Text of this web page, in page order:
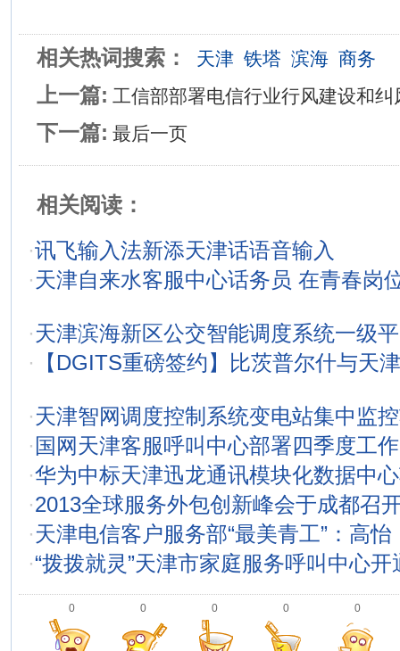
相关热词搜索： 天津 铁塔 滨海 商务
上一篇: 工信部部署电信行业行风建设和纠
下一篇: 最后一页
相关阅读：
·讯飞输入法新添天津话语音输入
·天津自来水客服中心话务员 在青春岗
·天津滨海新区公交智能调度系统一级
· 【DGITS重磅签约】比茨普尔什与天
·天津智网调度控制系统变电站集中监
· 国网天津客服呼叫中心部署四季度工作
·华为中标天津迅龙通讯模块化数据中
·2013全球服务外包创新峰会于成都召
·天津电信客户服务部“最美青工”：高怡
·“拨拨就灵”天津市家庭服务呼叫中心开
0 0 0 0 0